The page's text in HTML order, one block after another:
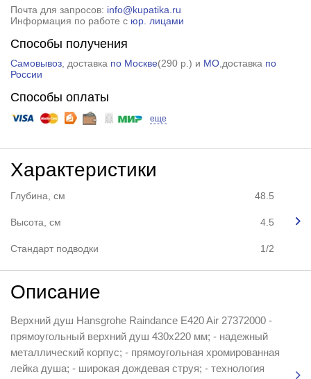
Почта для запросов: info@kupatika.ru
Информация по работе с юр. лицами
Способы получения
Самовывоз, доставка по Москве(290 р. ) и МО,доставка по
России
Способы оплаты
еще
Характеристики
Глубина, см 48.5
Высота, см 4.5
Стандарт подводки 1/2
Описание
Верхний душ Hansgrohe Raindance E420 Air 27372000 -
прямоугольный верхний душ 430x220 мм; - надежный
металлический корпус; - прямоугольная хромированная
лейка душа; - широкая дождевая струя; - технология